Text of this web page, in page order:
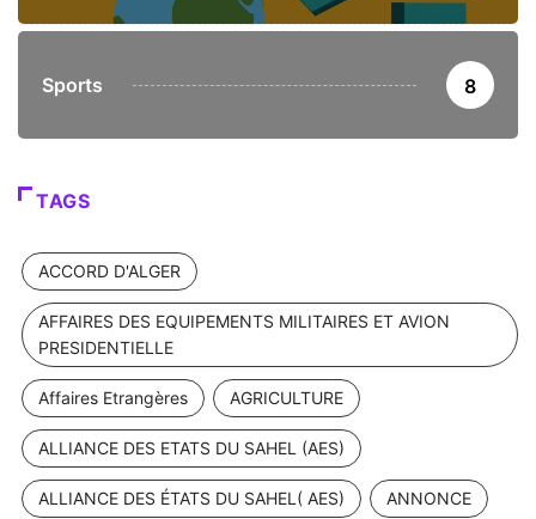
Sports 8
TAGS
ACCORD D'ALGER
AFFAIRES DES EQUIPEMENTS MILITAIRES ET AVION
PRESIDENTIELLE
Affaires Etrangères AGRICULTURE
ALLIANCE DES ETATS DU SAHEL (AES)
ALLIANCE DES ÉTATS DU SAHEL( AES) ANNONCE